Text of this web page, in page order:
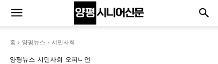
홈 양평뉴스 시민사회
양평뉴스 시민사회 오피니언